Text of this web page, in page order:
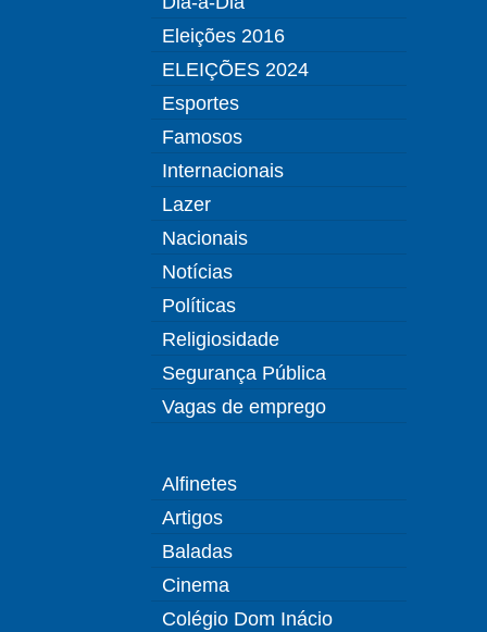
Eleições 2016
ELEIÇÕES 2024
Esportes
Famosos
Internacionais
Lazer
Nacionais
Notícias
Políticas
Religiosidade
Segurança Pública
Vagas de emprego
Alfinetes
Artigos
Baladas
Cinema
Colégio Dom Inácio